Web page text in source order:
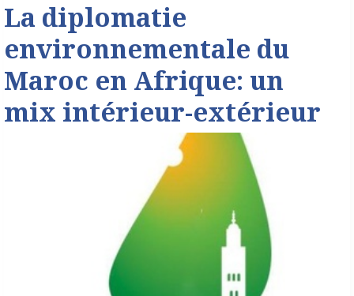
La diplomatie
environnementale du
Maroc en Afrique: un
mix intérieur-extérieur